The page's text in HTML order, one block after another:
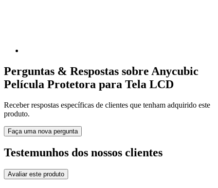
Perguntas & Respostas sobre Anycubic
Película Protetora para Tela LCD
Receber respostas específicas de clientes que tenham adquirido este
produto.
Faça uma nova pergunta
Testemunhos dos nossos clientes
Avaliar este produto